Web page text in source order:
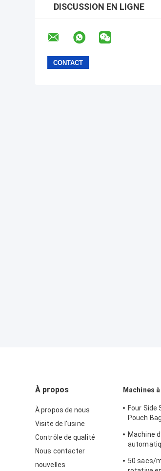
DISCUSSION EN LIGNE
À propos
À propos de nous
Visite de l'usine
Contrôle de qualité
Nous contacter
nouvelles
Machines
Four Side
Pouch
Machine
50 sacs/